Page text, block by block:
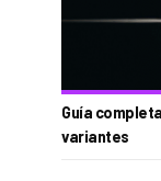
Guía
variantes